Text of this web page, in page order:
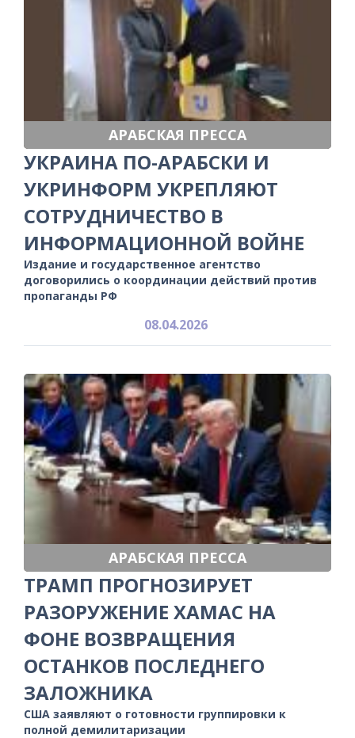
АРАБСКАЯ ПРЕССА
УКРАИНА ПО-АРАБСКИ И
УКРИНФОРМ УКРЕПЛЯЮТ
СОТРУДНИЧЕСТВО В
ИНФОРМАЦИОННОЙ ВОЙНЕ
Издание и государственное агентство
договорились о координации действий против
пропаганды РФ
08.04.2026
АРАБСКАЯ ПРЕССА
ТРАМП ПРОГНОЗИРУЕТ
РАЗОРУЖЕНИЕ ХАМАС НА
ФОНЕ ВОЗВРАЩЕНИЯ
ОСТАНКОВ ПОСЛЕДНЕГО
ЗАЛОЖНИКА
США заявляют о готовности группировки к
полной демилитаризации